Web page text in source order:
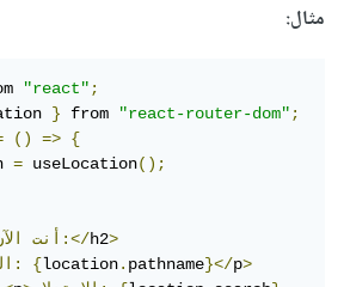
مثال:
"react";
} from "react-router-dom";
= () =>
{
= useLocation();
>أنت الآن في:</h2>
>المسار: {location.pathname}</p>